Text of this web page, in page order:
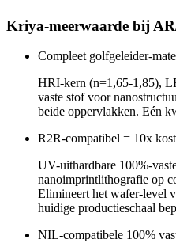
Kriya-meerwaarde bij
Compleet golfgeleider-
HRI-kern (n=1,65-1,85),
vaste stof voor
beide oppervlakken. Eén
R2R-compatibel = 10x
UV-uithardbare 100%-
nanoimprintlithografie op
Elimineert het wafer-level
huidige productieschaal
NIL-compatibele 100%